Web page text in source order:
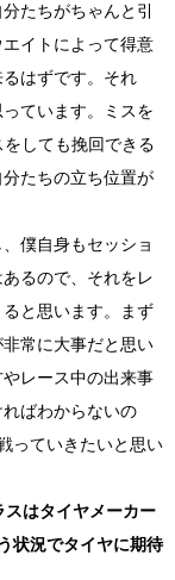
たちがちゃんと引
イトによって得意
はずです。それ
ています。ミスを
しても挽回できる
たちの立ち位置が
僕自身もセッショ
るので、それをレ
と思います。まず
常に大事だと思い
レース中の出来事
ばわからないの
っていきたいと思い
スはタイヤメーカー
状況でタイヤに期待